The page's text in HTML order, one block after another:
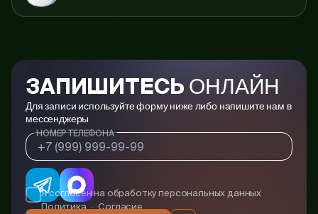
ЗАПИШИТЕСЬ ОНЛАЙН
Для записи используйте форму ниже либо напишите нам в
мессенджеры
НОМЕР ТЕЛЕФОНА
Я согласен на обработку персональных данных
Политика · Согласие